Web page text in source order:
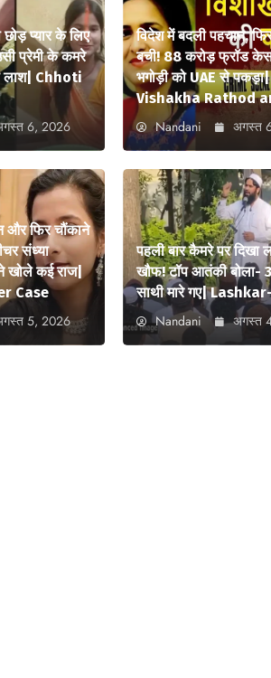
प्यार के लिए
प्रेमी के कमरे
लाश| Chhoti
6, 2026
विदेश में बदली पहचान,
बची! 88 करोड़ फ्रॉड
भगोड़ी को UAE से पकड़ा|
Vishakha Rathod
Nandani अगस्त
और फिर चौंकाने
संध्या
खोले कई राज|
Case
5, 2026
पहली बार कैमरे पर दिखा
खौफ! टॉप आतंकी बोला-
साथी मारे गए|
Nandani अगस्त